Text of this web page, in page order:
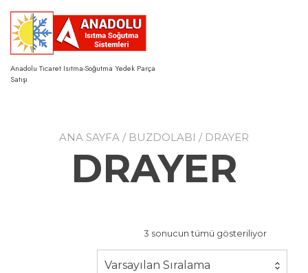
content
Anadolu Ticaret Isıtma-Soğutma Yedek Parça
Satışı
ANA SAYFA / BUZDOLABI / DRAYER
DRAYER
3 sonucun tümü gösteriliyor
Varsayılan Sıralama